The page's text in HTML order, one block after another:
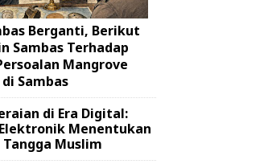
Berganti, Berikut
Sambas Terhadap
Mangrove
Sambas
di Era Digital:
Menentukan
Muslim